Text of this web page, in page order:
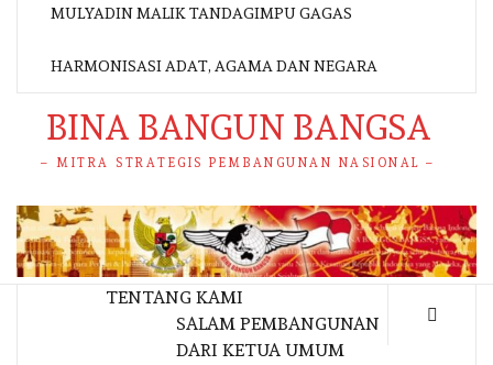
MULYADIN MALIK TANDAGIMPU GAGAS
HARMONISASI ADAT, AGAMA DAN NEGARA
BINA BANGUN BANGSA
– MITRA STRATEGIS PEMBANGUNAN NASIONAL –
TENTANG KAMI
SALAM PEMBANGUNAN
DARI KETUA UMUM